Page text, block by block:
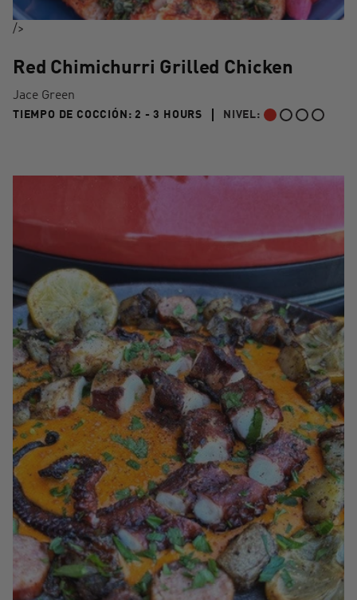
/>
Red Chimichurri Grilled Chicken
Jace Green
TIEMPO DE COCCIÓN: 2 - 3 HOURS 2 TO 3 HOURS"
NIVEL:
PRINCIPIANTE